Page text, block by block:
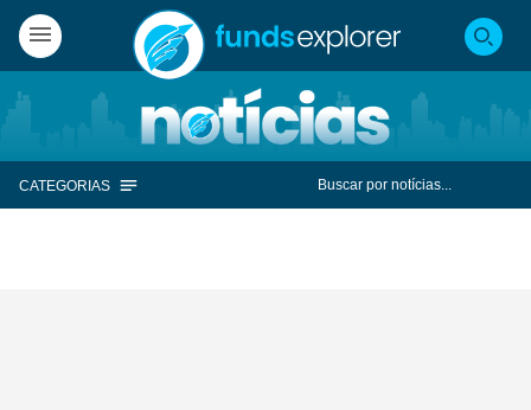
CATEGORIAS